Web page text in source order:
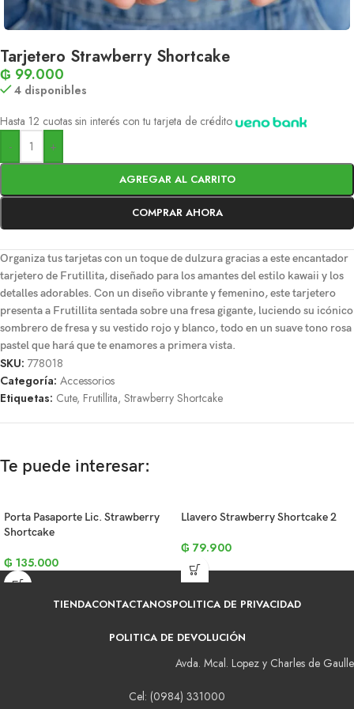
Tarjetero Strawberry Shortcake
₲ 99.000
4 disponibles
Hasta 12 cuotas sin interés con tu tarjeta de crédito
-
+
AGREGAR AL CARRITO
COMPRAR AHORA
Organiza tus tarjetas con un toque de dulzura gracias a este encantador
tarjetero de Frutillita, diseñado para los amantes del estilo kawaii y los
detalles adorables. Con un diseño vibrante y femenino, este tarjetero
presenta a Frutillita sentada sobre una fresa gigante, luciendo su icónico
sombrero de fresa y su vestido rojo y blanco, todo en un suave tono rosa
pastel que hará que te enamores a primera vista.
SKU: 778018
Categoría: Accessorios
Etiquetas: Cute, Frutillita, Strawberry Shortcake
Te puede interesar:
Porta Pasaporte Lic. Strawberry
Shortcake
₲ 135.000
Llavero Strawberry Shortcake 2
₲ 79.900
TIENDACONTACTANOSPOLITICA DE PRIVACIDAD
POLITICA DE DEVOLUCIÓN
Avda. Mcal. Lopez y Charles de Gaulle
Cel: (0984) 331000